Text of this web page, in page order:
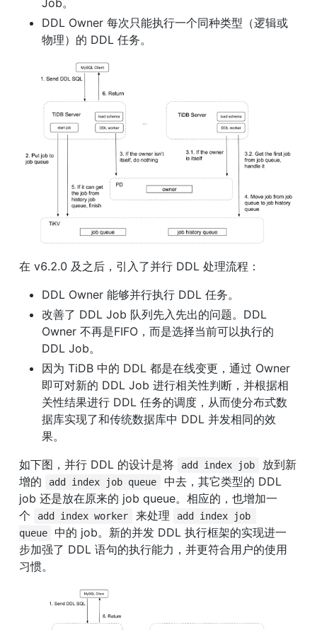
DDL Owner 每次只能执行一个同种类型（逻辑或
物理）的 DDL 任务。
在 v6.2.0 及之后，引入了并行 DDL 处理流程：
DDL Owner 能够并行执行 DDL 任务。
改善了 DDL Job 队列先入先出的问题。DDL
Owner 不再是FIFO，而是选择当前可以执行的
DDL Job。
因为 TiDB 中的 DDL 都是在线变更，通过 Owner
即可对新的 DDL Job 进行相关性判断，并根据相
关性结果进行 DDL 任务的调度，从而使分布式数
据库实现了和传统数据库中 DDL 并发相同的效
果。
如下图，并行 DDL 的设计是将
add index job
放到新
增的
add index job queue
中去，其它类型的 DDL
job 还是放在原来的 job queue。相应的，也增加一
个
add index worker 来处理
add index job
queue
中的 job。新的并发 DDL 执行框架的实现进一
步加强了 DDL 语句的执行能力，并更符合用户的使用
习惯。